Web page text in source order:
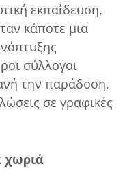
εκπαίδευση,
κάποτε μια
σύλλογοι
την παράδοση,
σε γραφικές
χωριά